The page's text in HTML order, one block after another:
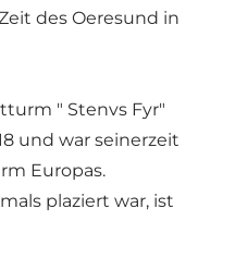
des Oeresund in
" Stenvs Fyr"
und war seinerzeit
Europas.
plaziert war, ist